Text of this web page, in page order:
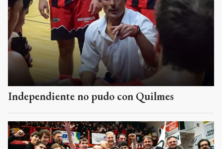
Independiente no pudo con Quilmes